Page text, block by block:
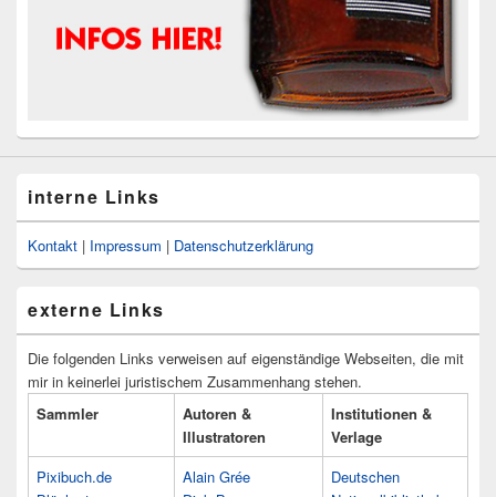
interne Links
Kontakt | Impressum | Datenschutzerklärung
externe Links
Die folgenden Links verweisen auf eigenständige Webseiten, die mit
mir in keinerlei juristischem Zusammenhang stehen.
Sammler
Autoren &
Illustratoren
Institutionen &
Verlage
Pixibuch.de
Alain Grée
Deutschen